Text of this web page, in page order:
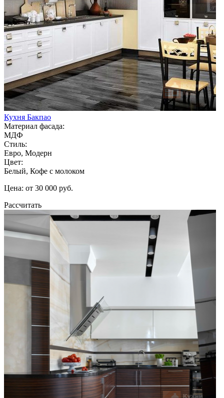
Кухня Бакпао
Материал фасада:
МДФ
Стиль:
Евро, Модерн
Цвет:
Белый, Кофе с молоком
Цена: от 30 000 руб.
Рассчитать